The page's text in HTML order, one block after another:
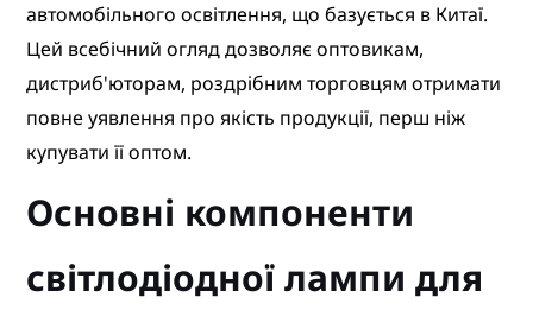
автомобільного освітлення, що базується в Китаї.
Цей всебічний огляд дозволяє оптовикам,
дистриб'юторам, роздрібним торговцям отримати
повне уявлення про якість продукції, перш ніж
купувати її оптом.
Основні компоненти
світлодіодної лампи для